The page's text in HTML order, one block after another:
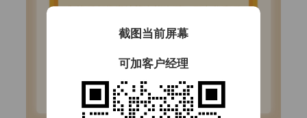
截图当前屏幕
可加客户经理